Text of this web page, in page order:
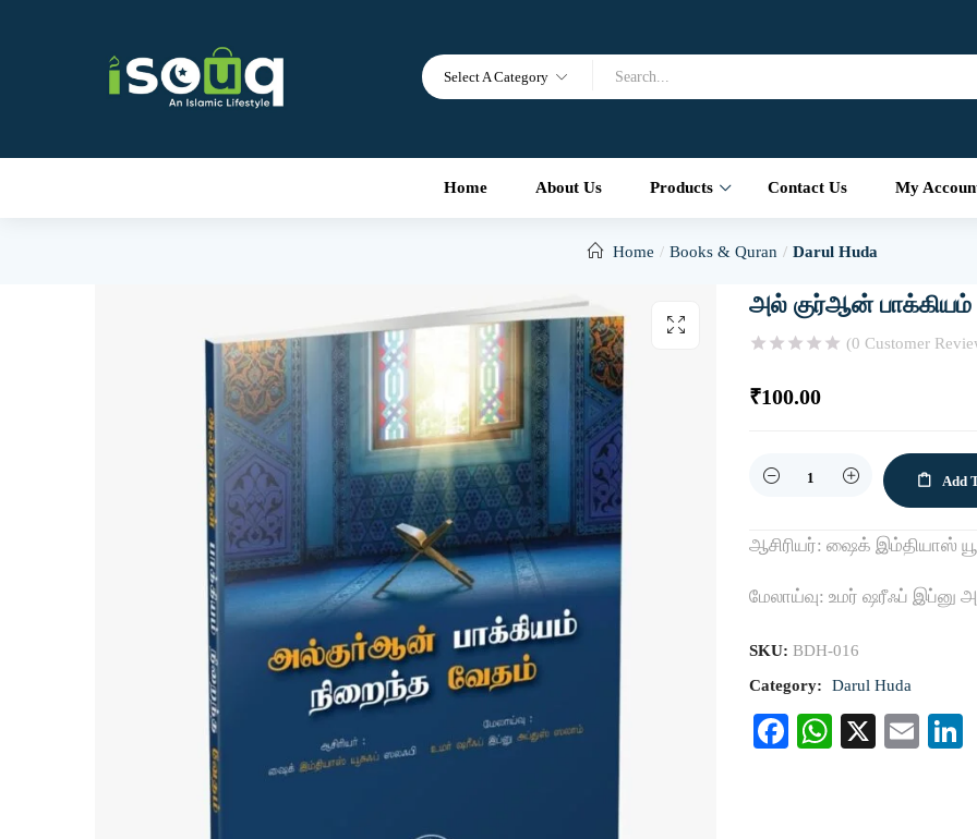
Select A Category
Home About Us Products Contact Us My
Home Books & Quran Darul Huda
அல் குர்ஆன்
(0 Customer
₹100.00
Quantity
Add
ஆசிரியர்: ஷைக் இம்தியாஸ்
மேலாய்வு: உமர் ஷரீஃப் இப்னு
SKU: BDH-016
Category:
Darul Huda
Facebook
WhatsApp
X